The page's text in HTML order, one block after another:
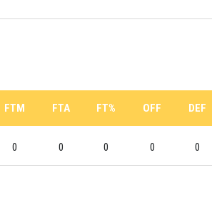
FTM FTA FT% OFF DEF
0 0 0 0 0